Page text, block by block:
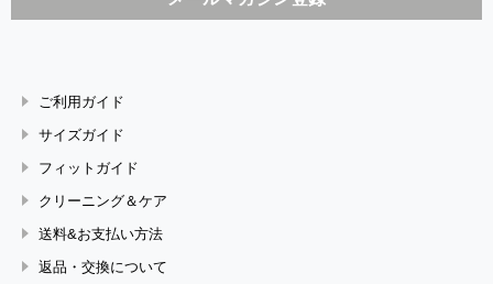
ご利用ガイド
サイズガイド
フィットガイド
クリーニング＆ケア
送料&お支払い方法
返品・交換について